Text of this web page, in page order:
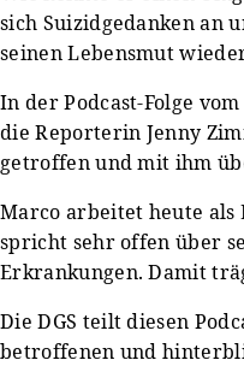
sich Suizidgedanken an
seinen Lebensmut
In der Podcast-Folge
die Reporterin Jenny
getroffen und mit ihm
Marco arbeitet heute als
spricht sehr offen über
Erkrankungen. Damit
Die DGS teilt diesen
betroffenen und